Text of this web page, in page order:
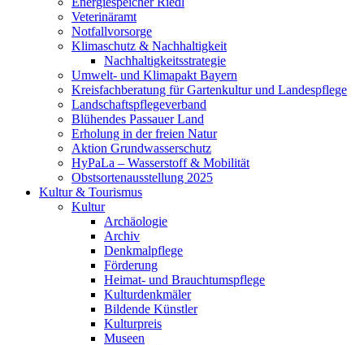
Veterinäramt
Notfallvorsorge
Klimaschutz & Nachhaltigkeit
Nachhaltigkeitsstrategie
Umwelt- und Klimapakt Bayern
Kreisfachberatung für Gartenkultur und Landespflege
Landschaftspflegeverband
Blühendes Passauer Land
Erholung in der freien Natur
Aktion Grundwasserschutz
HyPaLa – Wasserstoff & Mobilität
Obstsortenausstellung 2025
Kultur & Tourismus
Kultur
Archäologie
Archiv
Denkmalpflege
Förderung
Heimat- und Brauchtumspflege
Kulturdenkmäler
Bildende Künstler
Kulturpreis
Museen